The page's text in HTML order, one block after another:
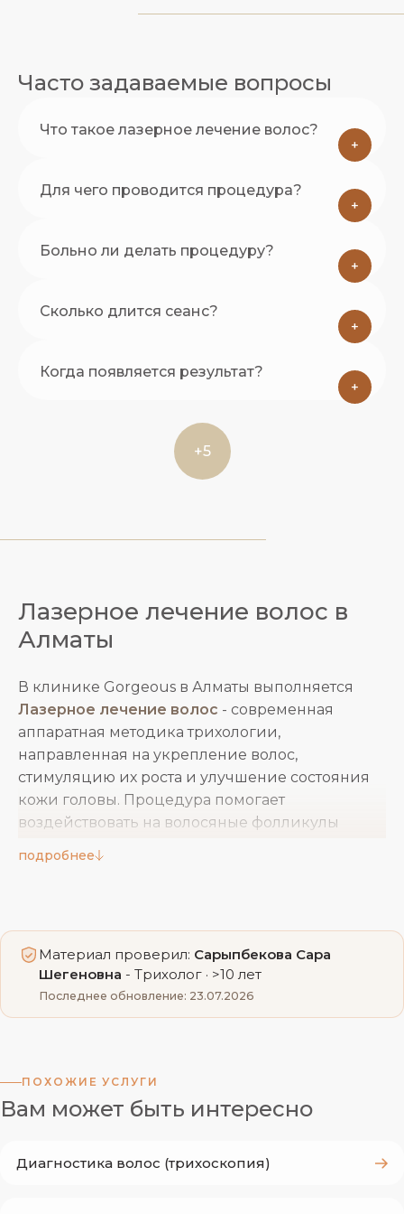
Часто задаваемые вопросы
Что такое лазерное лечение волос?
+
Для чего проводится процедура?
+
Больно ли делать процедуру?
+
Сколько длится сеанс?
+
Когда появляется результат?
+
+5
Лазерное лечение волос в
Алматы
В клинике Gorgeous в Алматы выполняется
Лазерное лечение волос - современная
аппаратная методика трихологии,
направленная на укрепление волос,
стимуляцию их роста и улучшение состояния
кожи головы. Процедура помогает
воздействовать на волосяные фолликулы
пациентам, столкнувшимся с истончением и
оборудовании, что обеспечивает деликатное и
контролируемое воздействие.
Показания к Лазерному лечению
волос
повышенное выпадение волос и заметное
истончение и ослабление волосяного
подробнее
Материал проверил: Сарыпбекова Сара
Шегеновна - Трихолог · >10 лет
Последнее обновление: 23.07.2026
ПОХОЖИЕ УСЛУГИ
Вам может быть интересно
Диагностика волос (трихоскопия)